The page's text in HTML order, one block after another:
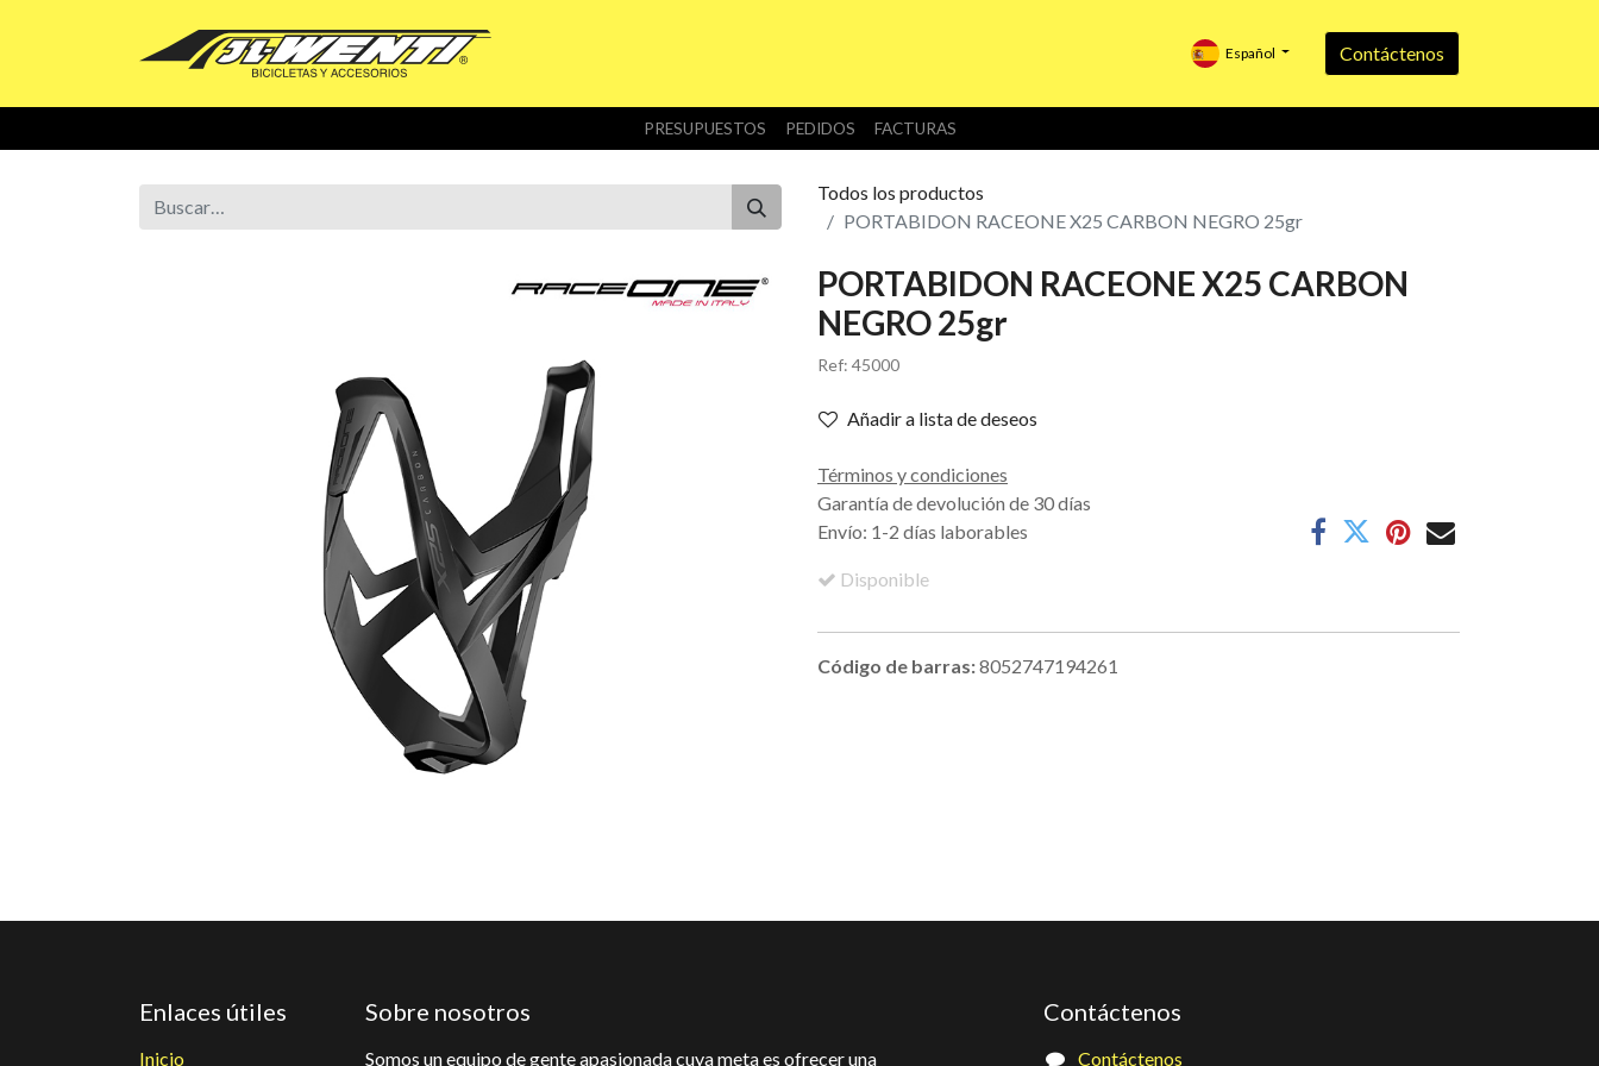
Español Contáctenos
PRESUPUESTOS PEDIDOS FACTURAS
Todos los productos
PORTABIDON RACEONE X25 CARBON NEGRO 25gr
PORTABIDON RACEONE X25 CARBON
NEGRO 25gr
Ref: 45000
Añadir a lista de deseos
Términos y condiciones
Garantía de devolución de 30 días
Envío: 1-2 días laborables
Disponible
Código de barras:8052747194261
Enlaces útiles
Inicio
Sobre nosotros
Somos un equipo de gente apasionada cuya meta es ofrecer una
Contáctenos
Contáctenos